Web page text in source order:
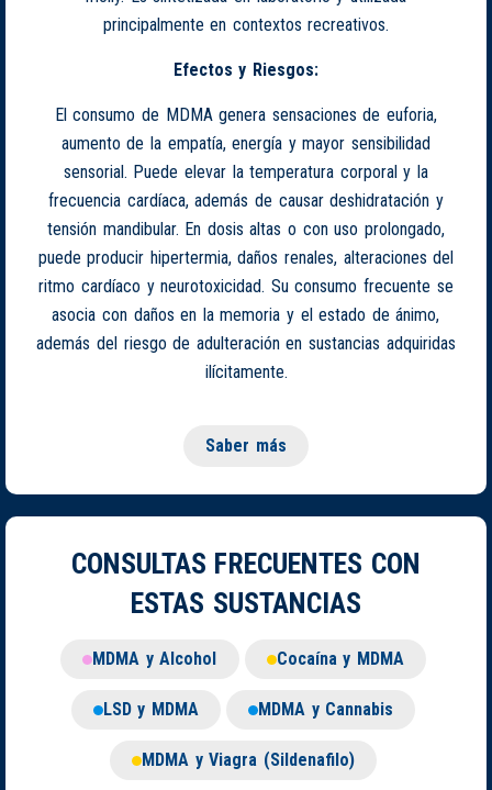
principalmente en contextos recreativos.
Efectos y Riesgos:
El consumo de MDMA genera sensaciones de euforia,
aumento de la empatía, energía y mayor sensibilidad
sensorial. Puede elevar la temperatura corporal y la
frecuencia cardíaca, además de causar deshidratación y
tensión mandibular. En dosis altas o con uso prolongado,
puede producir hipertermia, daños renales, alteraciones del
ritmo cardíaco y neurotoxicidad. Su consumo frecuente se
asocia con daños en la memoria y el estado de ánimo,
además del riesgo de adulteración en sustancias adquiridas
ilícitamente.
Saber más
CONSULTAS FRECUENTES CON
ESTAS SUSTANCIAS
MDMA y Alcohol Cocaína y MDMA
LSD y MDMA MDMA y Cannabis
MDMA y Viagra (Sildenafilo)